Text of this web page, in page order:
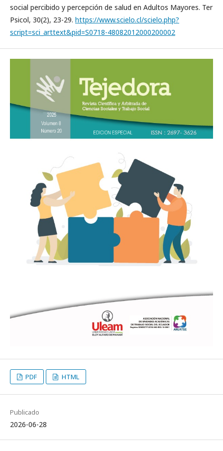
social percibido y percepción de salud en Adultos Mayores. Ter
Psicol, 30(2), 23-29. https://www.scielo.cl/scielo.php?
script=sci_arttext&pid=S0718-48082012000200002
PDF HTML
Publicado
2026-06-28